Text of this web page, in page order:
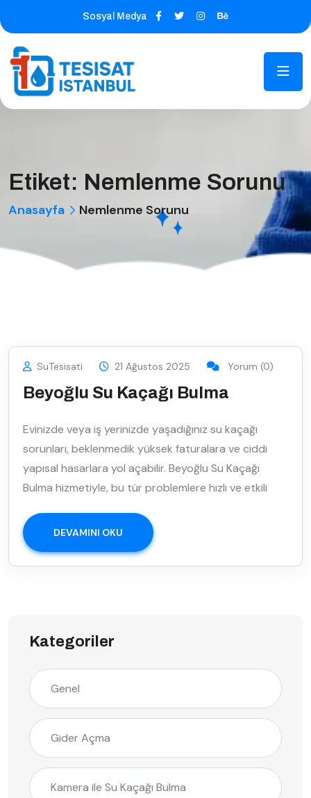
Sosyal Medya
Etiket: Nemlenme Sorunu
Anasayfa Nemlenme Sorunu
SuTesisati 21 Ağustos 2025 Yorum (0)
Beyoğlu Su Kaçağı Bulma
Evinizde veya iş yerinizde yaşadığınız su kaçağı
sorunları, beklenmedik yüksek faturalara ve ciddi
yapısal hasarlara yol açabilir. Beyoğlu Su Kaçağı
Bulma hizmetiyle, bu tür problemlere hızlı ve etkili
DEVAMINI OKU
Kategoriler
Genel
Gider Açma
Kamera ile Su Kaçağı Bulma